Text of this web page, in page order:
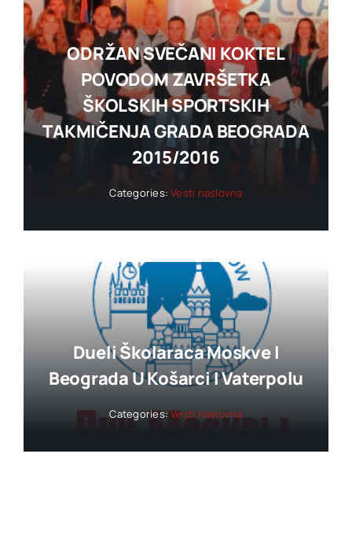
ODRŽAN SVEČANI KOKTEL
POVODOM ZAVRŠETKA
ŠKOLSKIH SPORTSKIH
TAKMIČENJA GRADA BEOGRADA
2015/2016
Categories:Vesti naslovna
Dueli Školaraca Moskve I
Beograda U Košarci I Vaterpolu
Categories:Vesti naslovna